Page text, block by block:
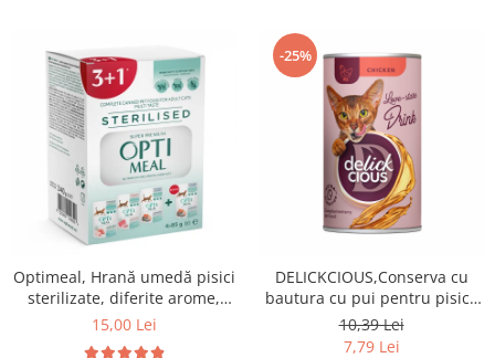
Optimeal, Hrană umedă pisici
sterilizate, diferite arome,
(3+1), 0.34kg
15,00 Lei
-25%
DELICKCIOUS,Conserva cu
bautura cu pui pentru pisici,
140g
10,39 Lei
7,79 Lei